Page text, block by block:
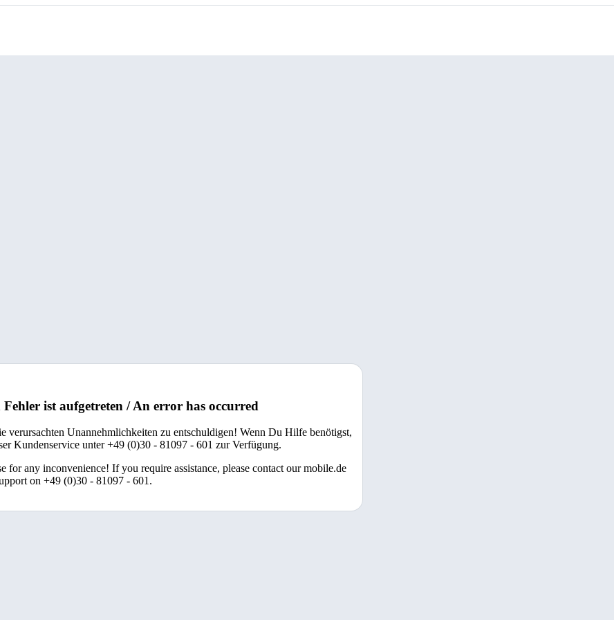
ist aufgetreten / An error has occurred
verursachten Unannehmlichkeiten zu entschuldigen! Wenn Du Hilfe benötigst,
Kundenservice unter +49 (0)30 - 81097 - 601 zur Verfügung.
for any inconvenience! If you require assistance, please contact our mobile.de
on +49 (0)30 - 81097 - 601.